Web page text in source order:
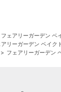
フェアリーガーデン ベ
リーガーデン ベイク
フェアリーガーデン